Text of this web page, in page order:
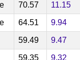
70.57 11.15
64.51 9.94
59.49 9.47
59.35 9.32